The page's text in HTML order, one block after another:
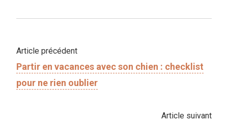
Article précédent
Partir en vacances avec son chien : checklist
pour ne rien oublier
Article suivant